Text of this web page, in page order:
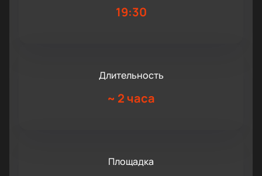
19:30
Длительность
~ 2 часа
Площадка